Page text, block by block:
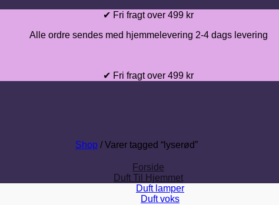
Fortsæt
indhold
✔ Fri fragt over 499 kr
Alle ordre sendes med hjemmelevering 2-4 dags levering
✔ Fri fragt over 499 kr
Forside
Duft Til Hjemmet
Duft lamper
Duft voks
Shop /Varer tagged “lyserød”